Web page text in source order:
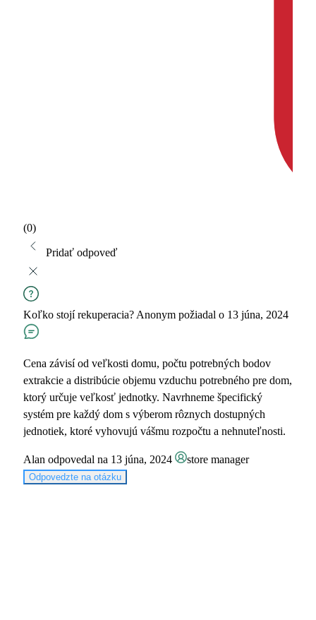
(0)
Pridať odpoveď
Koľko stojí rekuperacia? Anonym požiadal o 13 júna, 2024
Cena závisí od veľkosti domu, počtu potrebných bodov
extrakcie a distribúcie objemu vzduchu potrebného pre dom,
ktorý určuje veľkosť jednotky. Navrhneme špecifický
systém pre každý dom s výberom rôznych dostupných
jednotiek, ktoré vyhovujú vášmu rozpočtu a nehnuteľnosti.
Alan odpovedal na 13 júna, 2024 store manager
Odpovedzte na otázku